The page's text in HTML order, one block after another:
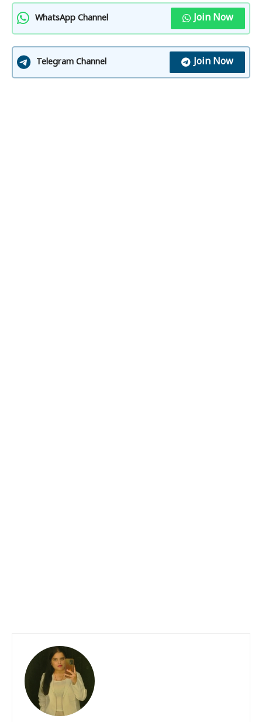
WhatsApp Channel Join Now
Telegram Channel Join Now